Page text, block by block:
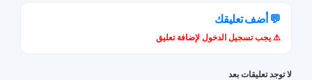
💬 أضف تعليقك
⚠️ يجب تسجيل الدخول لإضافة تعليق
لا توجد تعليقات بعد